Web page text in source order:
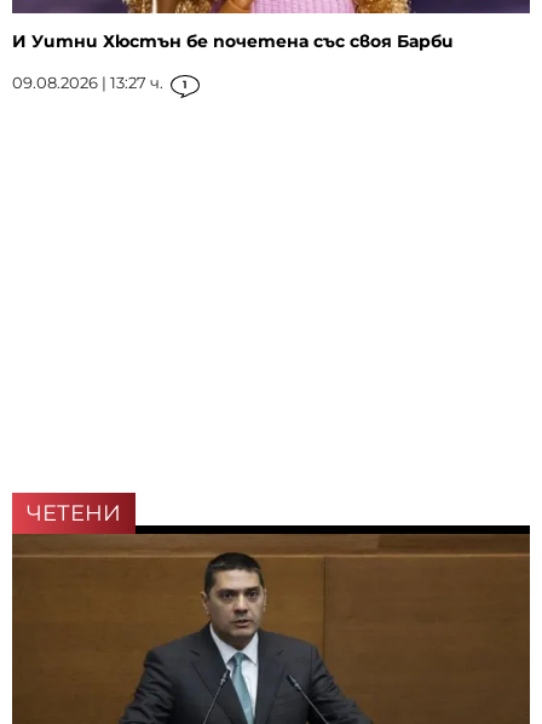
И Уитни Хюстън бе почетена със своя Барби
09.08.2026 | 13:27 ч. 1
ЧЕТЕНИ